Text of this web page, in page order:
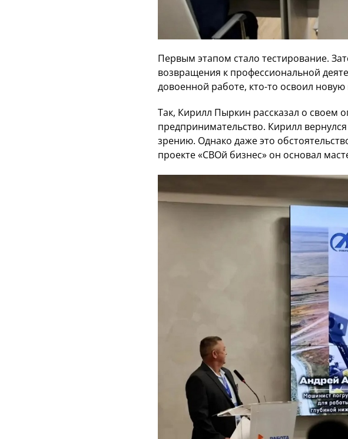
Первым этапом стало тестирование.
возвращения к профессиональной
довоенной работе, кто-то освоил
Так, Кирилл Пыркин рассказал о своем
предпринимательство. Кирилл
зрению. Однако даже это
проекте «СВОй бизнес» он основал